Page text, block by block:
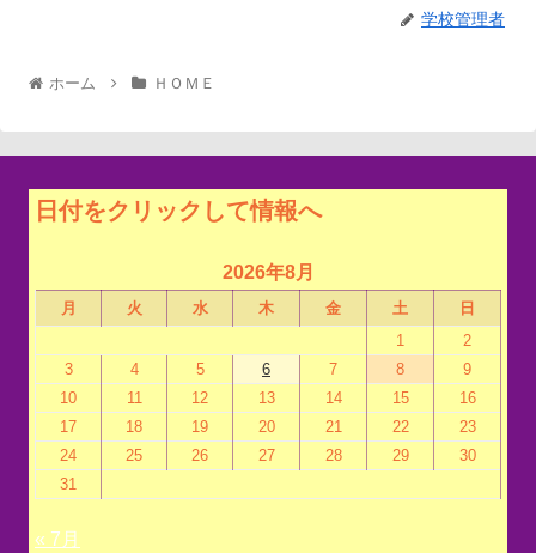
学校管理者
ホーム ＨＯＭＥ
日付をクリックして情報へ
2026年8月
月 火 水 木 金 土
日
1
2
3
4 5 6 7 8
9
10
11 12 13 14 15
16
17
18 19 20 21 22
23
24
25 26 27 28 29
30
31
« 7月